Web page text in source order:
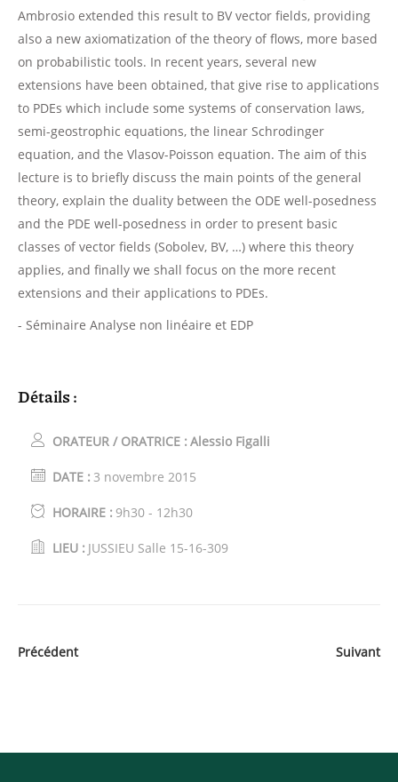
Ambrosio extended this result to BV vector fields, providing
also a new axiomatization of the theory of flows, more based
on probabilistic tools. In recent years, several new
extensions have been obtained, that give rise to applications
to PDEs which include some systems of conservation laws,
semi-geostrophic equations, the linear Schrodinger
equation, and the Vlasov-Poisson equation. The aim of this
lecture is to briefly discuss the main points of the general
theory, explain the duality between the ODE well-posedness
and the PDE well-posedness in order to present basic
classes of vector fields (Sobolev, BV, …) where this theory
applies, and finally we shall focus on the more recent
extensions and their applications to PDEs.
- Séminaire Analyse non linéaire et EDP
Détails :
ORATEUR / ORATRICE : Alessio Figalli
DATE : 3 novembre 2015
HORAIRE : 9h30 - 12h30
LIEU : JUSSIEU Salle 15-16-309
Précédent Suivant